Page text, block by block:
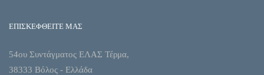
ΕΠΙΣΚΕΦΘΕΙΤΕ ΜΑΣ
54ου Συντάγματος ΕΛΑΣ Τέρμα,
38333 Βόλος - Ελλάδα